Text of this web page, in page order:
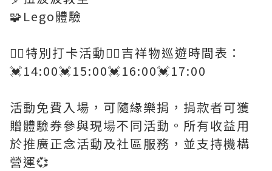
🧩Lego體驗
❤️‍🔥特別打卡活動❤️‍🔥吉祥物巡遊時間表：
💓14:00💓15:00💓16:00💓17:00
活動免費入場，可隨緣樂捐，捐款者可獲
贈體驗券參與現場不同活動。所有收益用
於推廣正念活動及社區服務，並支持機構
營運💞